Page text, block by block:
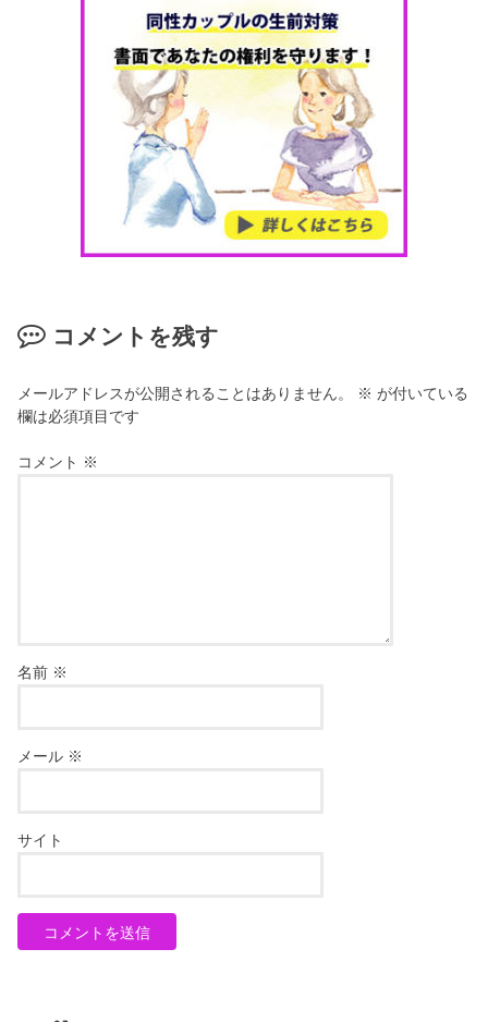
コメントを残す
メールアドレスが公開されることはありません。 ※ が付いている
欄は必須項目です
コメント ※
名前 ※
メール ※
サイト